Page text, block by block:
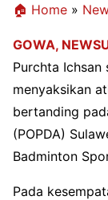
🏠 Home »
GOWA,
Purchta Ichsan
menyaksikan
bertanding
(POPDA)
Badminton
Pada